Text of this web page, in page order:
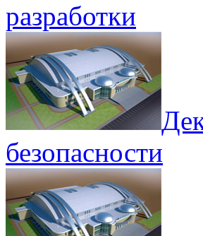
разработки
безопасности